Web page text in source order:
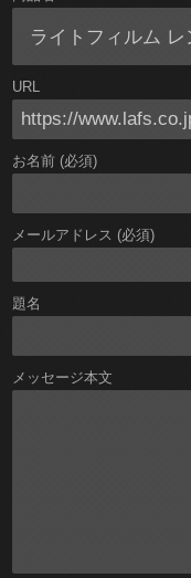
URL
お名前 (必須)
メールアドレス (必須)
題名
メッセージ本文